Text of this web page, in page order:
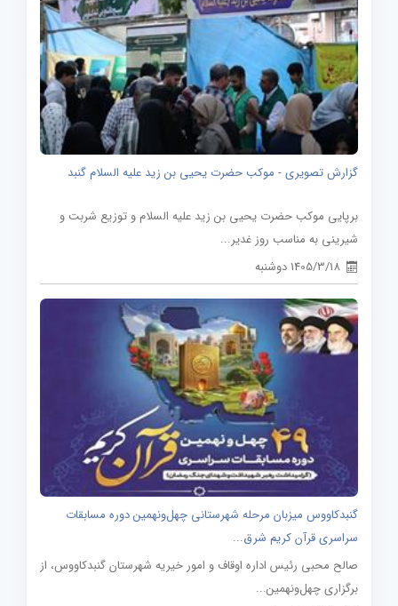
گزارش تصویری - موکب حضرت یحیی بن زید علیه السلام گنبد
برپایی موکب حضرت یحیی بن زید علیه السلام و توزیع شربت و
شیرینی به مناسب روز غدیر...
1405/3/18 دوشنبه
گنبدکاووس میزبان مرحله شهرستانی چهل‌ونهمین دوره مسابقات
سراسری قرآن کریم شرق...
صالح محبی رئیس اداره اوقاف و امور خیریه شهرستان گنبدکاووس، از
برگزاری چهل‌ونهمین...